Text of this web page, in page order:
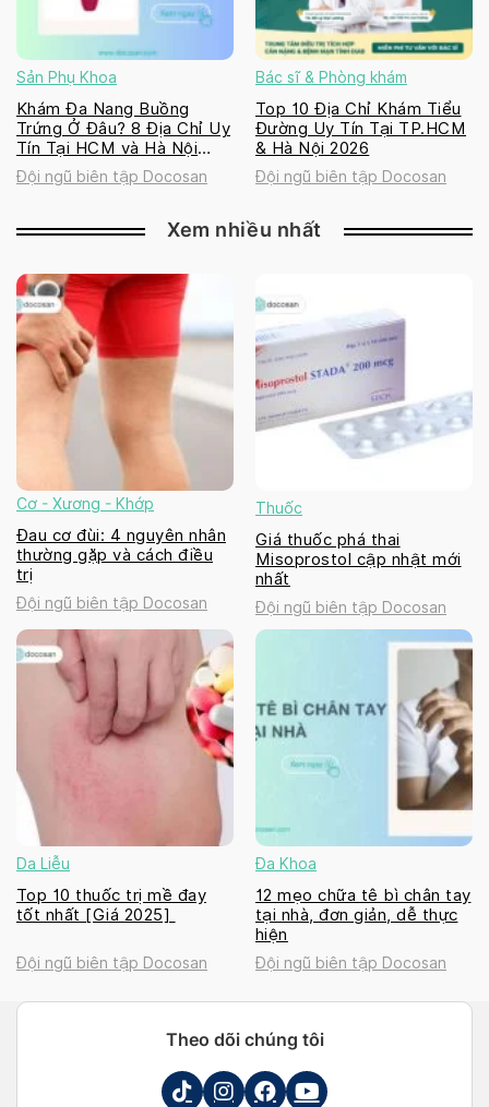
Sản Phụ Khoa
Khám Đa Nang Buồng
Trứng Ở Đâu? 8 Địa Chỉ Uy
Tín Tại HCM và Hà Nội
2026
Đội ngũ biên tập Docosan
Bác sĩ & Phòng khám
Top 10 Địa Chỉ Khám Tiểu
Đường Uy Tín Tại TP.HCM
& Hà Nội 2026
Đội ngũ biên tập Docosan
Xem nhiều nhất
Cơ - Xương - Khớp
Đau cơ đùi: 4 nguyên nhân
thường gặp và cách điều
trị
Đội ngũ biên tập Docosan
Thuốc
Giá thuốc phá thai
Misoprostol cập nhật mới
nhất
Đội ngũ biên tập Docosan
Da Liễu
Top 10 thuốc trị mề đay
tốt nhất [Giá 2025]
Đội ngũ biên tập Docosan
Đa Khoa
12 mẹo chữa tê bì chân tay
tại nhà, đơn giản, dễ thực
hiện
Đội ngũ biên tập Docosan
Theo dõi chúng tôi